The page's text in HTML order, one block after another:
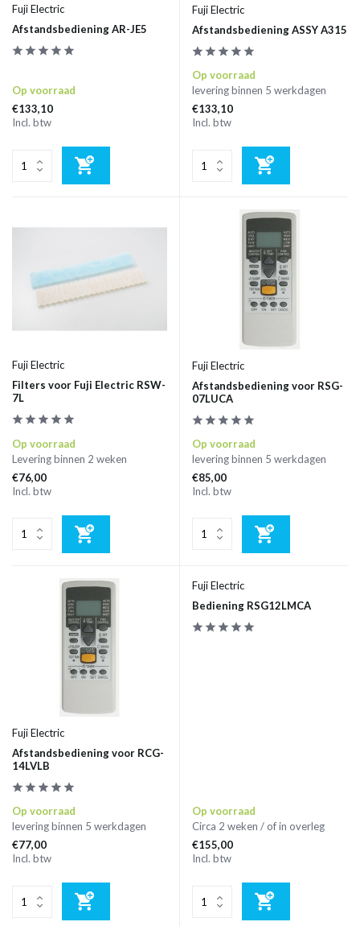
Fuji Electric
Afstandsbediening AR-JE5
Op voorraad
€133,10
Incl. btw
Fuji Electric
Afstandsbediening ASSY A315
Op voorraad
levering binnen 5 werkdagen
€133,10
Incl. btw
Fuji Electric
Filters voor Fuji Electric RSW-
7L
Op voorraad
Levering binnen 2 weken
€76,00
Incl. btw
Fuji Electric
Afstandsbediening voor RSG-
07LUCA
Op voorraad
levering binnen 5 werkdagen
€85,00
Incl. btw
Fuji Electric
Afstandsbediening voor RCG-
14LVLB
Op voorraad
levering binnen 5 werkdagen
€77,00
Incl. btw
Fuji Electric
Bediening RSG12LMCA
Op voorraad
Circa 2 weken / of in overleg
€155,00
Incl. btw